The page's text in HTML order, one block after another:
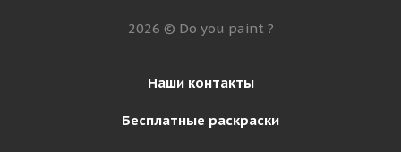
2026 © Do you paint ?
Наши контакты
Бесплатные раскраски